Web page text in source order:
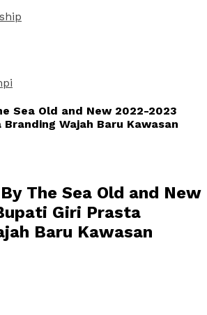
Sea Old and New 2022-2023
Wajah Baru Kawasan
The Sea Old and New
Giri Prasta
Baru Kawasan